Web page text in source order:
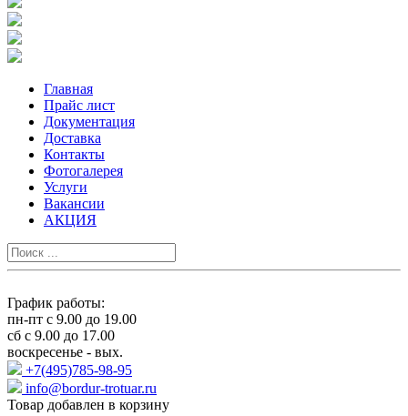
Главная
Прайс лист
Документация
Доставка
Контакты
Фотогалерея
Услуги
Вакансии
АКЦИЯ
График работы:
пн-пт с 9.00 до 19.00
сб с 9.00 до 17.00
воскресенье - вых.
+7(495)785-98-95
info@bordur-trotuar.ru
Товар добавлен в корзину